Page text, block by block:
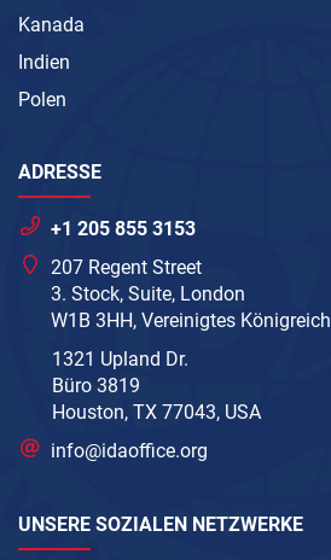
Kanada
Indien
Polen
ADRESSE
+1 205 855 3153
207 Regent Street
3. Stock, Suite, London
W1B 3HH, Vereinigtes Königreich
1321 Upland Dr.
Büro 3819
Houston, TX 77043, USA
info@idaoffice.org
UNSERE SOZIALEN NETZWERKE